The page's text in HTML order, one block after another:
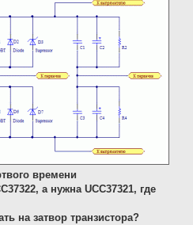
времени
а нужна UCC37321, где
на затвор транзистора?